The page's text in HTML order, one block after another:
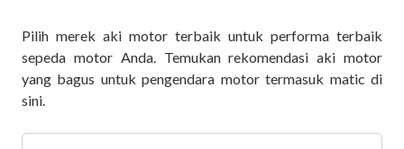
Pilih merek aki motor terbaik untuk performa terbaik
sepeda motor Anda. Temukan rekomendasi aki motor
yang bagus untuk pengendara motor termasuk matic di
sini.